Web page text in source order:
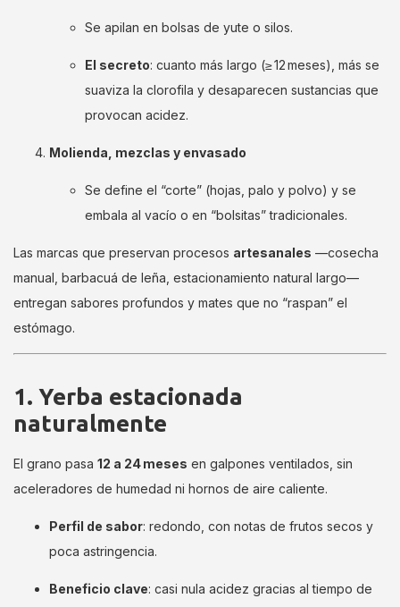
Se apilan en bolsas de yute o silos.
El secreto: cuanto más largo (≥ 12 meses), más se
suaviza la clorofila y desaparecen sustancias que
provocan acidez.
Molienda, mezclas y envasado
Se define el “corte” (hojas, palo y polvo) y se
embala al vacío o en “bolsitas” tradicionales.
Las marcas que preservan procesos artesanales —cosecha
manual, barbacuá de leña, estacionamiento natural largo—
entregan sabores profundos y mates que no “raspan” el
estómago.
1. Yerba estacionada
naturalmente
El grano pasa 12 a 24 meses en galpones ventilados, sin
aceleradores de humedad ni hornos de aire caliente.
Perfil de sabor: redondo, con notas de frutos secos y
poca astringencia.
Beneficio clave: casi nula acidez gracias al tiempo de